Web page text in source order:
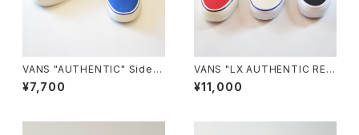
VANS "AUTHENTIC" Sidew
all Print CLASSIC BLUE VN
000Z7410Z
¥7,700
VANS "LX AUTHENTIC REIS
SUE 44"
¥11,000